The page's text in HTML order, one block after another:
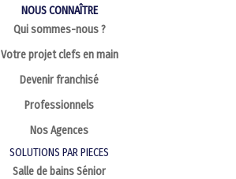
NOUS CONNAÎTRE
Qui sommes-nous ?
Votre projet clefs en main
Devenir franchisé
Professionnels
Nos Agences
SOLUTIONS PAR PIECES
Salle de bains Sénior